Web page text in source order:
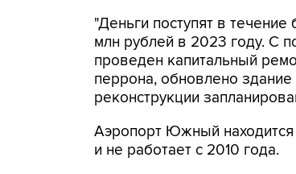
"Деньги поступят в
млн рублей в 2023 году. С
проведен капитальный
перрона, обновлено
реконструкции
Аэропорт Южный
и не работает с 2010 года.